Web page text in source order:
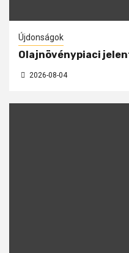
Újdonságok
Olajnövénypiaci
2026-08-04